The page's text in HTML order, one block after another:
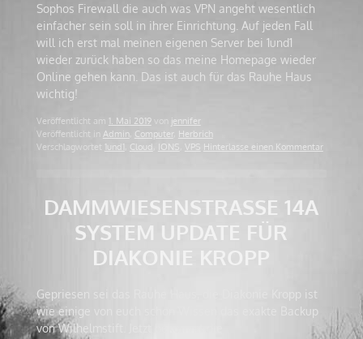
Sophos Firewall die auch was VPN angeht wesentlich
einfacher sein soll in ihrer Einrichtung. Auf jeden Fall
will ich erst mal meinen eigenen Server bei 1und1
wieder zurück haben so das meine Homepage wieder
Online gehen kann. Das ist auch für das Rauhe Haus
wichtig!
Veröffentlicht am 1. Mai 2019von jennifer
Veröffentlicht in Admin, Computer, Herbrich
Verschlagwortet 1und1 Cloud IONS VPS Hinterlasse einen Kommentar
DAMMWIESENSTRASSE 14A S
YSTEM UPDATE FÜR D
IAKONIE KROPP
Gepriesen sei das Rauhe Haus, die Diakonie Kropp ist
wie einige von euch schon Wissen das exakte Backup
von Wilhelmstift. Jetzt bekommt die